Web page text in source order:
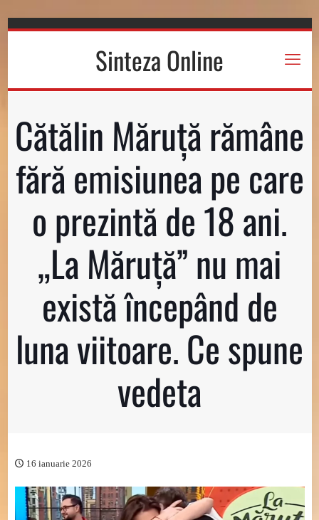
Sinteza Online
Cătălin Măruță rămâne
fără emisiunea pe care
o prezintă de 18 ani.
„La Măruță” nu mai
există începând de
luna viitoare. Ce spune
vedeta
16 ianuarie 2026